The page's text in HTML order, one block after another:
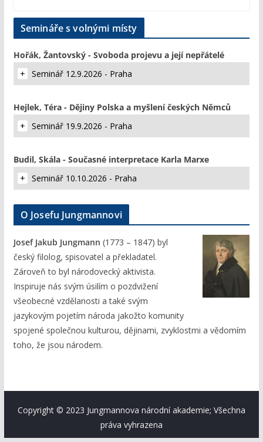
Semináře s volnými místy
Hořák, Žantovský - Svoboda projevu a její nepřátelé
Seminář 12.9.2026 - Praha
Hejlek, Téra - Dějiny Polska a myšlení českých Němců
Seminář 19.9.2026 - Praha
Budil, Skála - Současné interpretace Karla Marxe
Seminář 10.10.2026 - Praha
O Josefu Jungmannovi
Josef Jakub Jungmann (1773 – 1847) byl
český filolog, spisovatel a překladatel.
Zároveň to byl národovecký aktivista.
Inspiruje nás svým úsilím o pozdvižení
všeobecné vzdělanosti a také svým
jazykovým pojetím národa jakožto komunity
spojené společnou kulturou, dějinami, zvyklostmi a vědomím
toho, že jsou národem.
Copyright © 2023 Jungmannova národní akademie; Všechna
práva vyhrazena